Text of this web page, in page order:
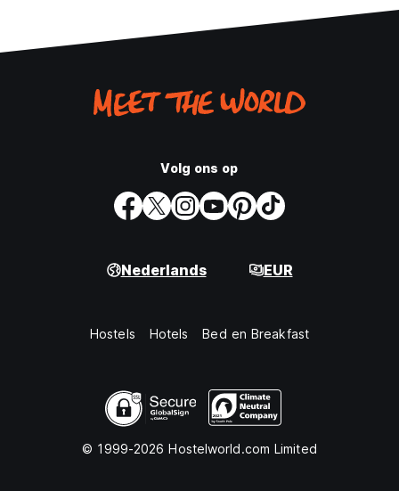
Volg ons op
Nederlands EUR
Hostels Hotels Bed en Breakfast
© 1999-2026 Hostelworld.com Limited